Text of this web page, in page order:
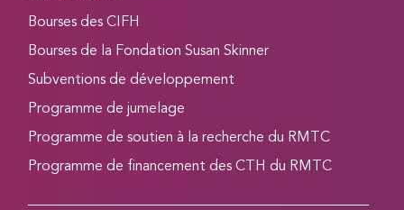
Bourses des CIFH
Bourses de la Fondation Susan Skinner
Subventions de développement
Programme de jumelage
Programme de soutien à la recherche du RMTC
Programme de financement des CTH du RMTC